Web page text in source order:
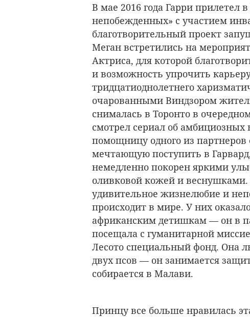
В мае 2016 года Гарри прилетел
непобежденных» с участием
благотворительный проект
Меган встретились на
Актриса, для которой
и возможность упрочить
тридцатиоднолетнего
очарованными Виндзором
снималась в Торонто в
смотрел сериал об амбициозных
помощницу одного из
мечтающую поступить в
немедленно покорен яркими
оливковой кожей и веснушками.
удивительное жизнелюбие и
происходит в мире. У них
африканским детишкам — он в
посещала с гуманитарной
Лесото специальный фонд. Она
двух псов — он занимается
собирается в Малави.
Принцу все больше нравилась